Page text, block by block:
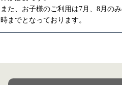
また、お子様のご利用は7月、8月の
時までとなっております。